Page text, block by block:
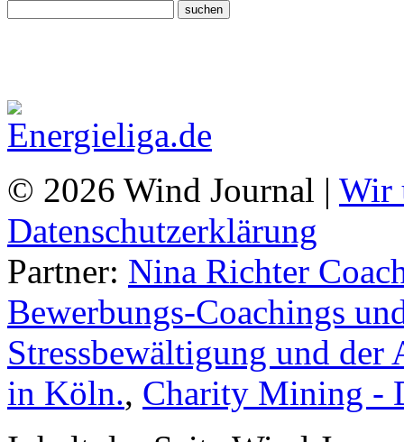
© 2026 Wind Journal | Wir
Datenschutzerklärung
Partner: Nina Richter
Bewerbungs-Coachings
Stressbewältigung und
in Köln., Charity Mining -